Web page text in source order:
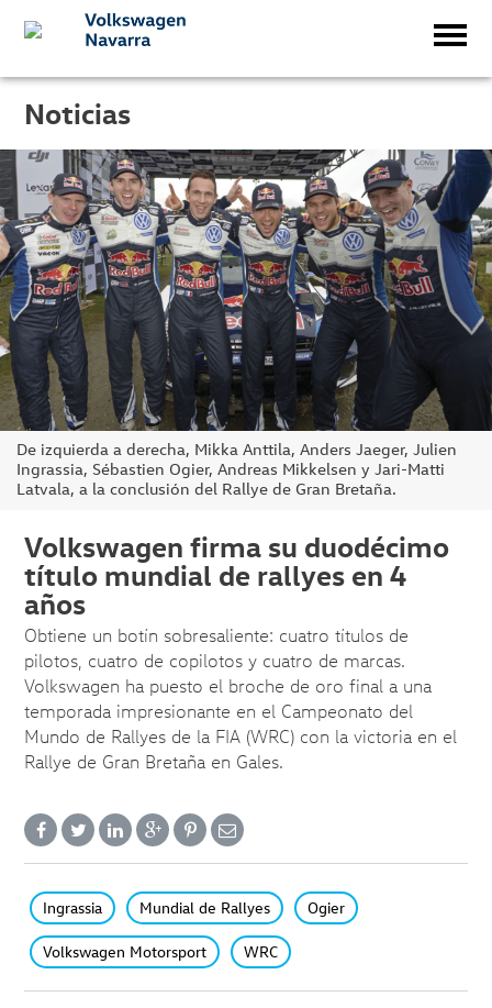
Noticias
De izquierda a derecha, Mikka Anttila, Anders Jaeger, Julien
Ingrassia, Sébastien Ogier, Andreas Mikkelsen y Jari-Matti
Latvala, a la conclusión del Rallye de Gran Bretaña.
Volkswagen firma su duodécimo
título mundial de rallyes en 4
años
Obtiene un botín sobresaliente: cuatro títulos de
pilotos, cuatro de copilotos y cuatro de marcas.
Volkswagen ha puesto el broche de oro final a una
temporada impresionante en el Campeonato del
Mundo de Rallyes de la FIA (WRC) con la victoria en el
Rallye de Gran Bretaña en Gales.
Ingrassia Mundial de Rallyes Ogier
Volkswagen Motorsport WRC